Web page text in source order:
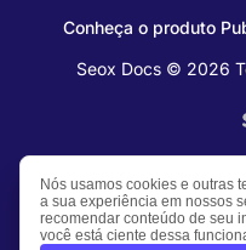
Seox Docs © 2026
Conheça o produto
Nós usamos cookies e outras
a sua experiência em nossos
recomendar conteúdo de seu
você está ciente dessa